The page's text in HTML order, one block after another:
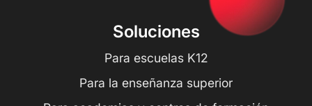
Soluciones
Para escuelas K12
Para la enseñanza superior